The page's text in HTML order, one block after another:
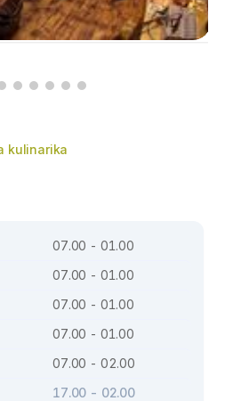
kulinarika
07.00 - 01.00
07.00 - 01.00
07.00 - 01.00
07.00 - 01.00
07.00 - 02.00
17.00 - 02.00